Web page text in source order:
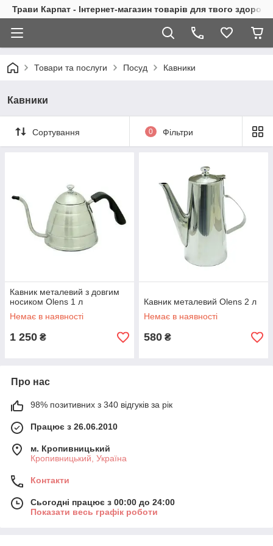
Трави Карпат - Інтернет-магазин товарів для твого
Товари та послуги Посуд Кавники
Кавники
Сортування 0 Фільтри
Кавник металевий з довгим
носиком Olens 1 л
Немає в наявності
1 250 ₴
Кавник металевий Olens 2 л
Немає в наявності
580 ₴
Про нас
98% позитивних з 340 відгуків за рік
Працює з 26.06.2010
м. Кропивницький
Кропивницький, Україна
Контакти
Сьогодні працює з 00:00 до 24:00
Показати весь графік роботи